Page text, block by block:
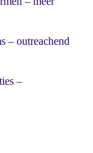
– outreachend
–